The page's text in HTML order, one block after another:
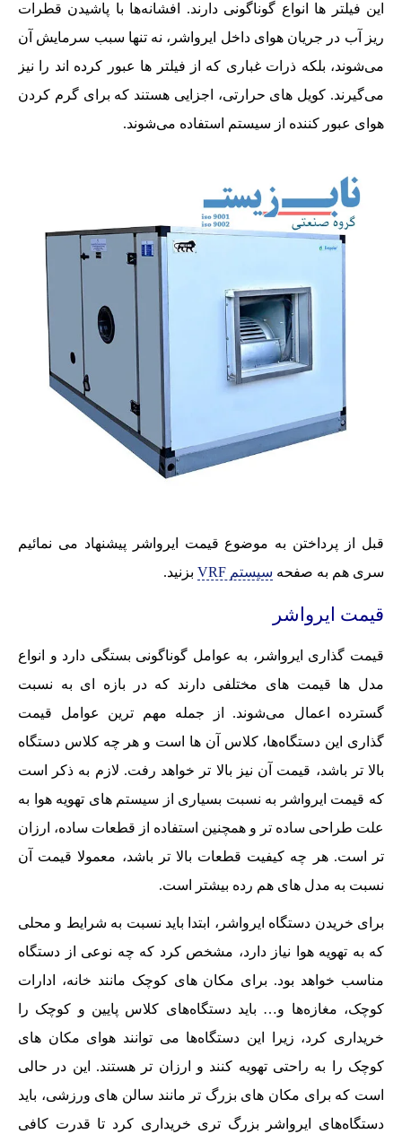
این فیلتر ها انواع گوناگونی دارند. افشانه‌ها با پاشیدن قطرات
ریز آب در جریان هوای داخل ایرواشر، نه تنها سبب سرمایش آن
می‌شوند، بلکه ذرات غباری که از فیلتر ها عبور کرده اند را نیز
می‌گیرند. کویل های حرارتی، اجزایی هستند که برای گرم کردن
هوای عبور کننده از سیستم استفاده می‌شوند.
قبل از پرداختن به موضوع قیمت ایرواشر پیشنهاد می نمائیم
سری هم به صفحه سیستم VRF بزنید.
قیمت ایرواشر
قیمت گذاری ایرواشر، به عوامل گوناگونی بستگی دارد و انواع
مدل ها قیمت های مختلفی دارند که در بازه ای به نسبت
گسترده اعمال می‌شوند. از جمله مهم ترین عوامل قیمت
گذاری این دستگاه‌ها، کلاس آن ها است و هر چه کلاس دستگاه
بالا تر باشد، قیمت آن نیز بالا تر خواهد رفت. لازم به ذکر است
که قیمت ایرواشر به نسبت بسیاری از سیستم های تهویه هوا به
علت طراحی ساده تر و همچنین استفاده از قطعات ساده، ارزان
تر است. هر چه کیفیت قطعات بالا تر باشد، معمولا قیمت آن
نسبت به مدل های هم رده بیشتر است.
برای خریدن دستگاه ایرواشر، ابتدا باید نسبت به شرایط و محلی
که به تهویه هوا نیاز دارد، مشخص کرد که چه نوعی از دستگاه
مناسب خواهد بود. برای مکان های کوچک مانند خانه، ادارات
کوچک، مغازه‌ها و… باید دستگاه‌های کلاس پایین و کوچک را
خریداری کرد، زیرا این دستگاه‌ها می توانند هوای مکان های
کوچک را به راحتی تهویه کنند و ارزان تر هستند. این در حالی
است که برای مکان های بزرگ تر مانند سالن های ورزشی، باید
دستگاه‌های ایرواشر بزرگ تری خریداری کرد تا قدرت کافی